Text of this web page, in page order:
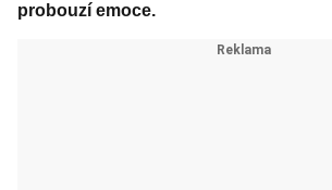
probouzí emoce.